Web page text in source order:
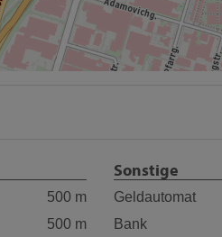
500 m
500 m
Sonstige
Geldautomat
Bank